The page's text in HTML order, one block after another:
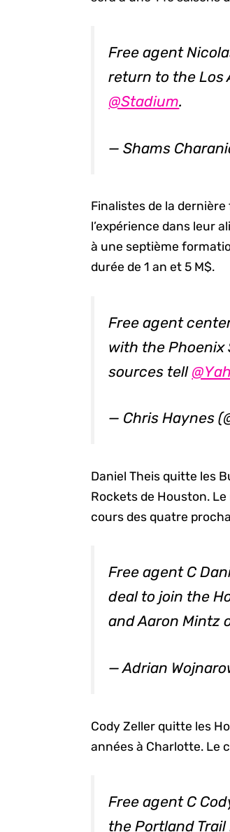
Free agent
return to the Los
@Stadium.
— Shams
Finalistes de la
l’expérience dans leur
à une septième
durée de 1 an et 5 M$.
Free agent
with the Phoenix
sources tell
— Chris Haynes
Daniel Theis quitte les
Rockets de Houston.
cours des quatre
Free agent C
deal to join the
and Aaron Mintz
— Adrian
Cody Zeller quitte les
années à Charlotte. Le
Free agent C
the Portland